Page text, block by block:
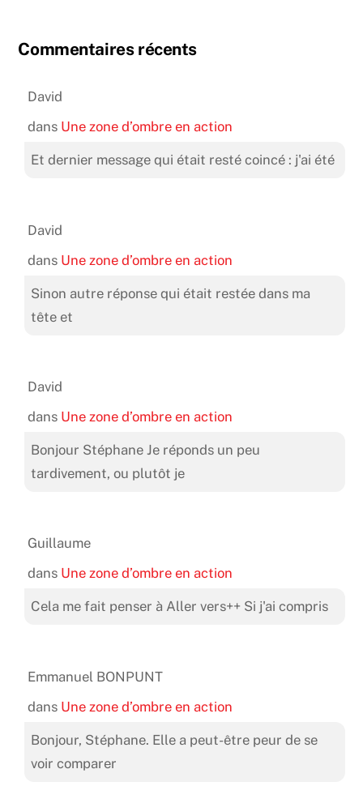
Commentaires récents
David
dans Une zone d’ombre en action
Et dernier message qui était resté coincé : j'ai été
David
dans Une zone d’ombre en action
Sinon autre réponse qui était restée dans ma
tête et
David
dans Une zone d’ombre en action
Bonjour Stéphane Je réponds un peu
tardivement, ou plutôt je
Guillaume
dans Une zone d’ombre en action
Cela me fait penser à Aller vers++ Si j'ai compris
Emmanuel BONPUNT
dans Une zone d’ombre en action
Bonjour, Stéphane. Elle a peut-être peur de se
voir comparer